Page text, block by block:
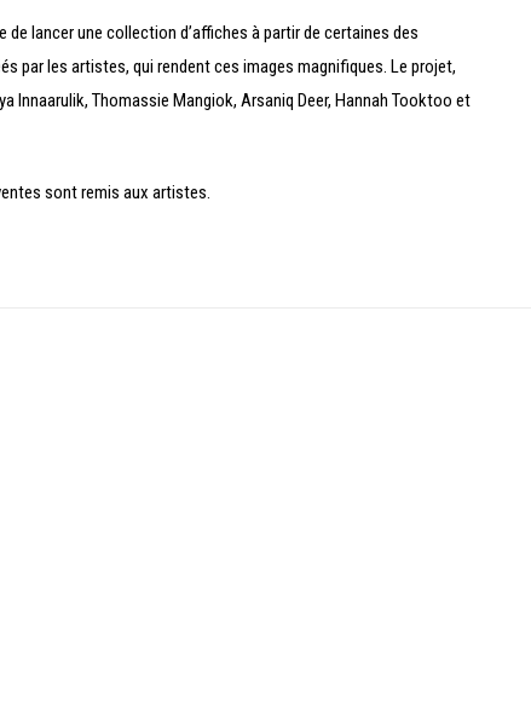
lancer une collection d’affiches à partir de certaines des
par les artistes, qui rendent ces images magnifiques. Le projet,
Innaarulik, Thomassie Mangiok, Arsaniq Deer, Hannah Tooktoo et
sont remis aux artistes.